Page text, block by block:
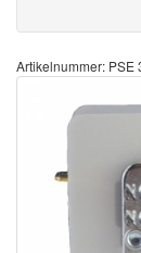
Artikelnummer: PSE